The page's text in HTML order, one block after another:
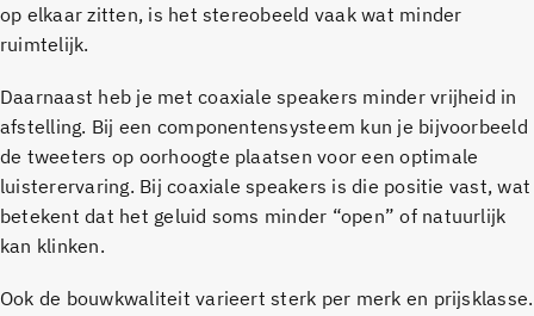
op elkaar zitten, is het stereobeeld vaak wat minder
ruimtelijk.
Daarnaast heb je met coaxiale speakers minder vrijheid in
afstelling. Bij een componentensysteem kun je bijvoorbeeld
de tweeters op oorhoogte plaatsen voor een optimale
luisterervaring. Bij coaxiale speakers is die positie vast, wat
betekent dat het geluid soms minder “open” of natuurlijk
kan klinken.
Ook de bouwkwaliteit varieert sterk per merk en prijsklasse.